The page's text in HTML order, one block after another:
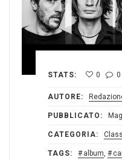
STATS: 0 0
AUTORE:
PUBBLICATO:
CATEGORIA:
TAGS: album